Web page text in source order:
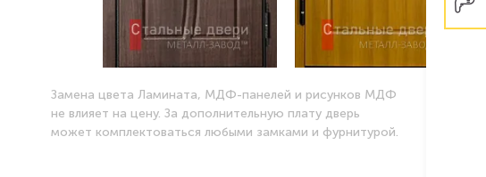
Замена цвета Ламината, МДФ-панелей и рисунков МДФ
не влияет на цену. За дополнительную плату дверь
может комплектоваться любыми замками и фурнитурой.